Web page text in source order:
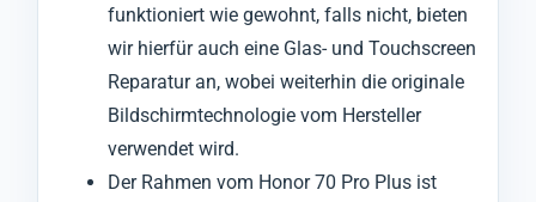
funktioniert wie gewohnt, falls nicht, bieten
wir hierfür auch eine Glas- und Touchscreen
Reparatur an, wobei weiterhin die originale
Bildschirmtechnologie vom Hersteller
verwendet wird.
Der Rahmen vom Honor 70 Pro Plus ist